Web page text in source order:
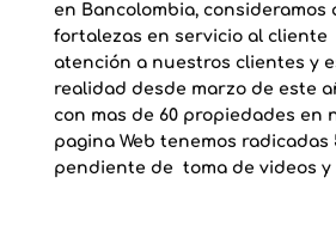
en Bancolombia, consideramos
fortalezas en servicio al
atención a nuestros clientes y
realidad desde marzo de este
con mas de 60 propiedades
pagina Web tenemos
pendiente de toma de videos